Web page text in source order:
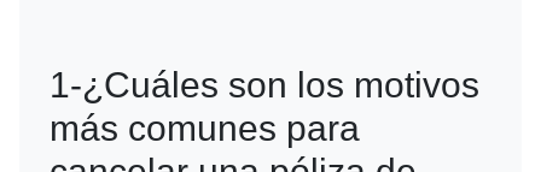
1-¿Cuáles son los motivos
más comunes para